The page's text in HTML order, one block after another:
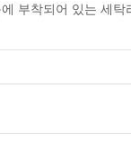
부착되어 있는 세탁